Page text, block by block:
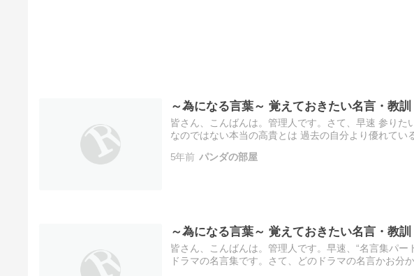
～為になる言葉～ 覚えておきたい名言・教
皆さん、こんばんは。管理人です。さて、早速 参り
なのではない本当の高貴とは 過去の自分より優れて
5年前 パンダの部屋
～為になる言葉～ 覚えておきたい名言・教
皆さん、こんばんは。管理人です。早速、“名言集パ
ドラマの名言集です。さて、どのドラマの名言かお分